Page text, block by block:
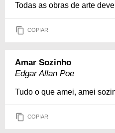
Todas as obras de arte
COPIAR
Amar Sozinho
Edgar Allan Poe
Tudo o que amei, amei
COPIAR